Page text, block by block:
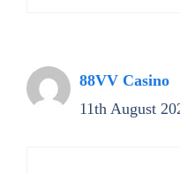
88VV Casino
11th August